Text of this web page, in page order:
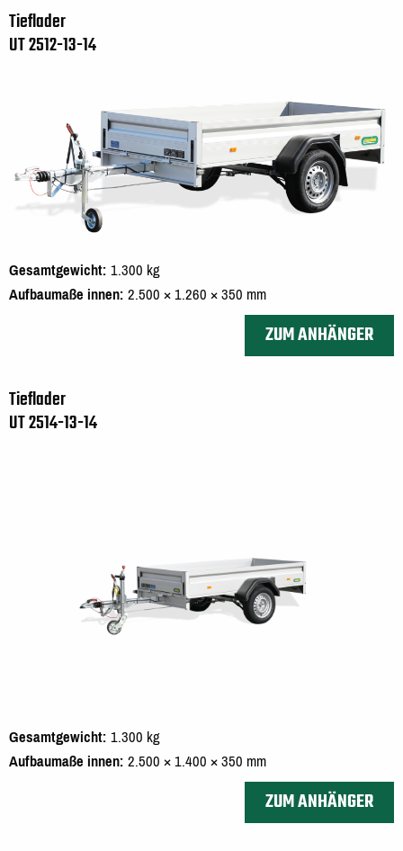
Tieflader
UT 2512-13-14
Gesamtgewicht 1.300 kg
Aufbaumaße innen 2.500 × 1.260 × 350 mm
ZUM ANHÄNGER
Tieflader
UT 2514-13-14
Gesamtgewicht 1.300 kg
Aufbaumaße innen 2.500 × 1.400 × 350 mm
ZUM ANHÄNGER